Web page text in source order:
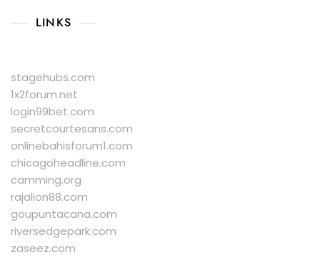
LINKS
stagehubs.com
1x2forum.net
login99bet.com
secretcourtesans.com
onlinebahisforum1.com
chicagoheadline.com
camming.org
rajalion88.com
goupuntacana.com
riversedgepark.com
zaseez.com